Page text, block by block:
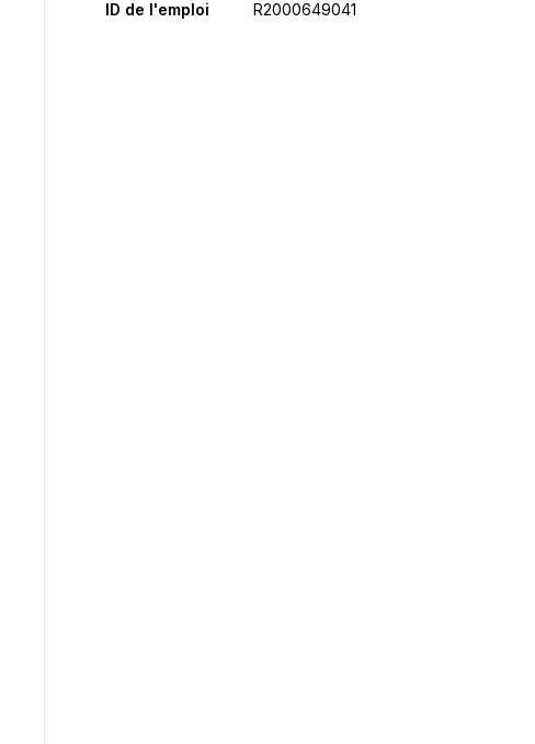
ID de l'emploi R2000649041